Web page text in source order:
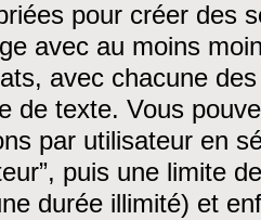
pour créer des
avec au moins
avec chacune
de texte. Vous
par utilisateur en
puis une limite
durée illimité) et